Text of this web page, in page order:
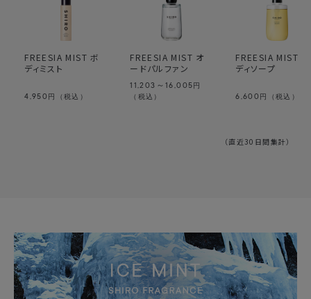
FREESIA MIST ボ
ディミスト
4,950 円（税込）
FREESIA MIST オ
ードパルファン
11,203～16,005 円
（税込）
FREESIA MIST ボ
ディソープ
6,600 円（税込）
（直近30日間集計）